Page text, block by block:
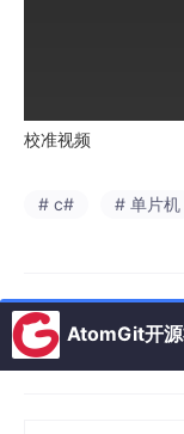
校准视频
# c# # 单片机
AtomGit开